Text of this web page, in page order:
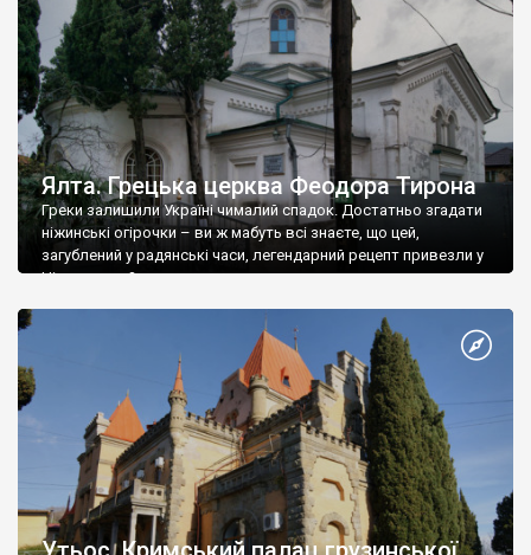
Ялта. Грецька церква Феодора Тирона
Греки залишили Україні чималий спадок. Достатньо згадати
ніжинські огірочки – ви ж мабуть всі знаєте, що цей,
загублений у радянські часи, легендарний рецепт привезли у
Ніжин греки?